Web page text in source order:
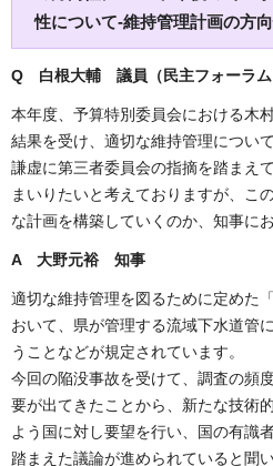
性について-維持管理計画の方
Q 白根大輔 議員（民主フォーラム
本年度、予算特別委員会における木
結果を受け、適切な維持管理につい
謙虚に第三者委員会の指摘を踏まえ
まいりたいと考えておりますが、こ
な計画を構築していくのか、知事に
A 大野元裕 知事
適切な維持管理を図るために定めた
おいて、県が管理する流域下水道管
うことなどが規定されています。
今回の陥没事故を受けて、調査の頻
要が出てきたことから、新たな技術
よう国に対し要望を行い、国の有識
踏まえた議論が進められていると聞